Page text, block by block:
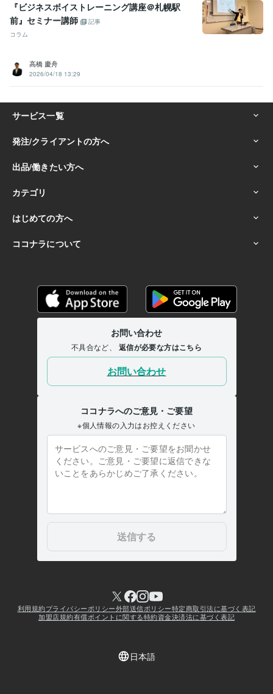
『ビジネスボイストレーニング講座＠札幌駅
前』セミナー講師
記事
コラム
高橋 慶舟
2026/04/18 13:29